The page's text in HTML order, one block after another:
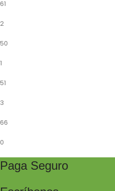
61
2
50
1
51
3
66
0
Paga Seguro